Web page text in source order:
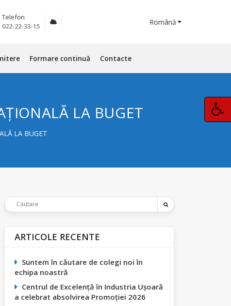
Telefon
022-22-33-15
Română
Formare continuă Contacte
LA BUGET
LA BUGET
ARTICOLE RECENTE
Suntem în căutare de colegi noi în
echipa noastră
Centrul de Excelență în Industria Ușoară
a celebrat absolvirea Promoției 2026